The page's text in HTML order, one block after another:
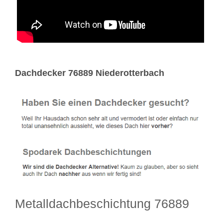
Dachdecker 76889 Niederotterbach
Metalldachbeschichtung 76889